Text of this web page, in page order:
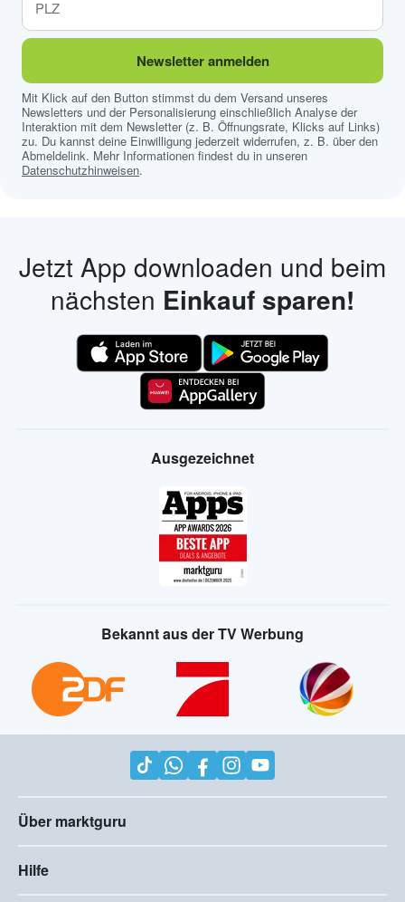
Newsletter anmelden
Mit Klick auf den Button stimmst du dem Versand unseres
Newsletters und der Personalisierung einschließlich Analyse der
Interaktion mit dem Newsletter (z. B. Öffnungsrate, Klicks auf Links)
zu. Du kannst deine Einwilligung jederzeit widerrufen, z. B. über den
Abmeldelink. Mehr Informationen findest du in unseren
Datenschutzhinweisen.
Jetzt App downloaden und beim
nächsten Einkauf sparen!
Ausgezeichnet
Bekannt aus der TV Werbung
Über marktguru
Hilfe